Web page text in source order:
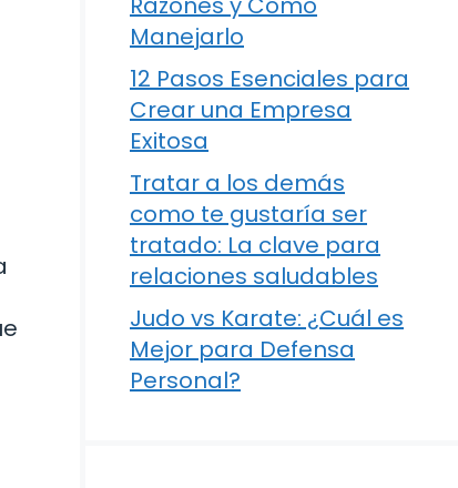
Manejarlo
12 Pasos Esenciales para
Crear una Empresa
Exitosa
Tratar a los demás
como te gustaría ser
tratado: La clave para
relaciones saludables
Judo vs Karate: ¿Cuál es
Mejor para Defensa
Personal?